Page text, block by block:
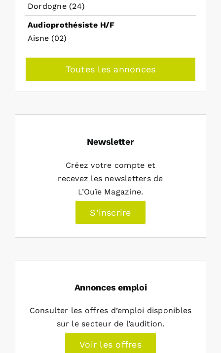
Dordogne (24)
Audioprothésiste H/F
Aisne (02)
Toutes les annonces
Newsletter
Créez votre compte et
recevez les newsletters de
L’Ouïe Magazine.
S’inscrire
Annonces emploi
Consulter les offres d’emploi disponibles
sur le secteur de l’audition.
Voir les offres